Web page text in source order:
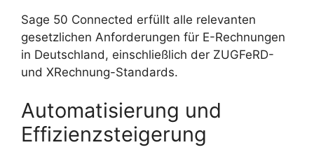
Sage 50 Connected erfüllt alle relevanten
gesetzlichen Anforderungen für E-Rechnungen
in Deutschland, einschließlich der ZUGFeRD-
und XRechnung-Standards.
Automatisierung und
Effizienzsteigerung